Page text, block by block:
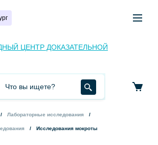
Лабораторные исследования
Исследования мокроты